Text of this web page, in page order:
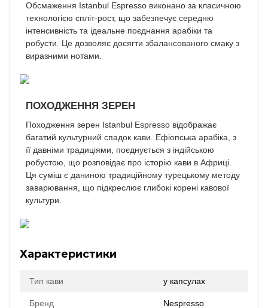
Обсмаження Istanbul Espresso виконано за класичною
технологією спліт-рост, що забезпечує середню
інтенсивність та ідеальне поєднання арабіки та
робусти. Це дозволяє досягти збалансованого смаку з
виразними нотами.
ПОХОДЖЕННЯ ЗЕРЕН
Походження зерен Istanbul Espresso відображає
багатий культурний спадок кави. Ефіопська арабіка, з
її давніми традиціями, поєднується з індійською
робустою, що розповідає про історію кави в Африці.
Ця суміш є даниною традиційному турецькому методу
заварювання, що підкреслює глибокі корені кавової
культури.
Характеристики
Тип кави у капсулах
Бренд Nespresso